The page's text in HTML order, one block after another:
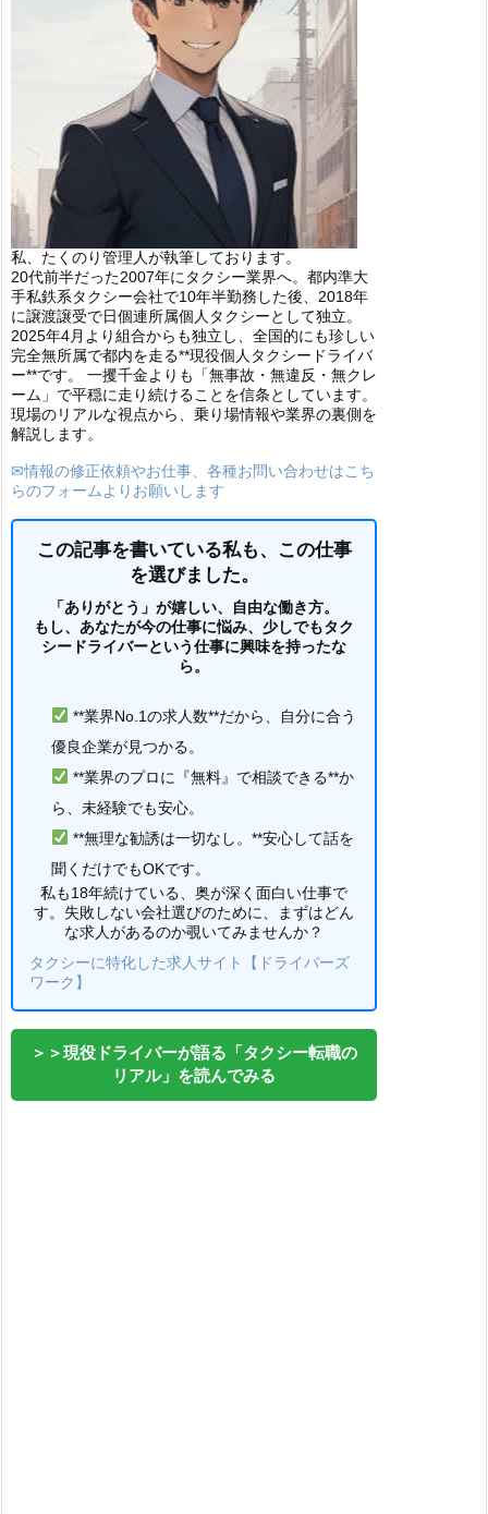
私、たくのり管理人が執筆しております。
20代前半だった2007年にタクシー業界へ。都内準大
手私鉄系タクシー会社で10年半勤務した後、2018年
に譲渡譲受で日個連所属個人タクシーとして独立。
2025年4月より組合からも独立し、全国的にも珍しい
完全無所属で都内を走る**現役個人タクシードライバ
ー**です。 一攫千金よりも「無事故・無違反・無クレ
ーム」で平穏に走り続けることを信条としています。
現場のリアルな視点から、乗り場情報や業界の裏側を
解説します。
✉情報の修正依頼やお仕事、各種お問い合わせはこち
らのフォームよりお願いします
この記事を書いている私も、この仕事
を選びました。
「ありがとう」が嬉しい、自由な働き方。
もし、あなたが今の仕事に悩み、少しでもタク
シードライバーという仕事に興味を持ったな
ら。
**業界No.1の求人数**だから、自分に合う
優良企業が見つかる。
**業界のプロに『無料』で相談できる**か
ら、未経験でも安心。
**無理な勧誘は一切なし。**安心して話を
聞くだけでもOKです。
私も18年続けている、奥が深く面白い仕事で
す。失敗しない会社選びのために、まずはどん
な求人があるのか覗いてみませんか？
タクシーに特化した求人サイト【ドライバーズ
ワーク】
＞＞現役ドライバーが語る「タクシー転職の
リアル」を読んでみる